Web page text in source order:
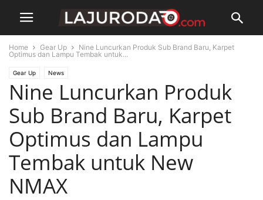
Home Gear Up
Nine Luncurkan Produk Sub Brand Baru, Karpet
Optimus dan Lampu Tembak untuk...
Gear Up News
Nine Luncurkan Produk
Sub Brand Baru, Karpet
Optimus dan Lampu
Tembak untuk New
NMAX